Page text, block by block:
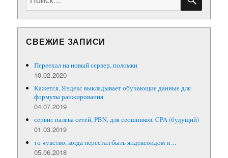
СВЕЖИЕ ЗАПИСИ
Переехал на новый сервер, поломки
10.02.2020
Кажется, Яндекс выкладывает обучающие данные для
формулы ранжирования
04.07.2019
сервис палева сетей, PBN, для сеошников, CPA (будущий)
01.03.2019
то чувство, когда перестал быть яндексоидом и…
05.06.2018